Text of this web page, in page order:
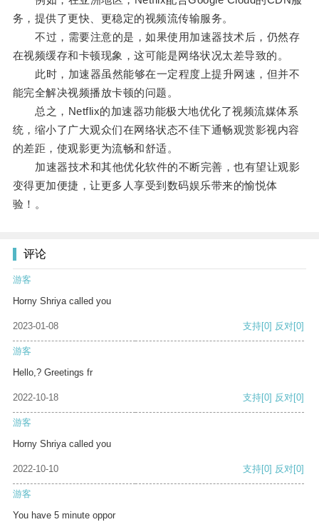
务，提供了更快、更稳定的视频流传输服务。
不过，需要注意的是，如果使用加速器技术后，仍然存
在视频缓存和卡顿现象，这可能是网络状况太差导致的。
此时，加速器虽然能够在一定程度上提升网速，但并不
能完全解决视频播放卡顿的问题。
总之，Netflix的加速器功能极大地优化了视频流媒体系
统，缩小了广大观众们在网络状态不佳下通畅观赏影视内容
的差距，使观影更为流畅和舒适。
加速器技术和其他优化软件的不断完善，也有望让观影
变得更加便捷，让更多人享受到数码娱乐带来的愉悦体
验！。
评论
游客
Horny Shriya called you
2023-01-08 支持[0] 反对[0]
游客
Hello,? Greetings fr
2022-10-18 支持[0] 反对[0]
游客
Horny Shriya called you
2022-10-10 支持[0] 反对[0]
游客
You have 5 minute oppor